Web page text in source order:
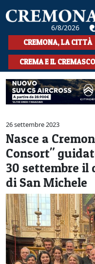
6/8/2026
HOME
CRONACA
SPORT
LA MUSICA
CULTURA
LA STORIA
SPETTACOLI
L'EDITORIALE
SEZIONI
CERCA
CREMONA, LA CITTÀ
CREMA E IL CREMASCO
26 settembre 2023
Nasce a
Consort"
30 settembre il
di San Michele